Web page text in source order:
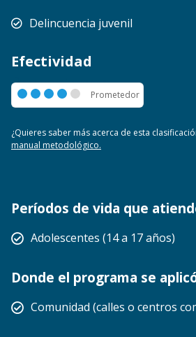
Delincuencia juvenil
Efectividad
Prometedor
Prometedor
¿Quieres saber más acerca de esta
manual metodológico.
Períodos de vida que
Adolescentes (14 a 17 años)
Donde el programa se
Comunidad (calles o centros